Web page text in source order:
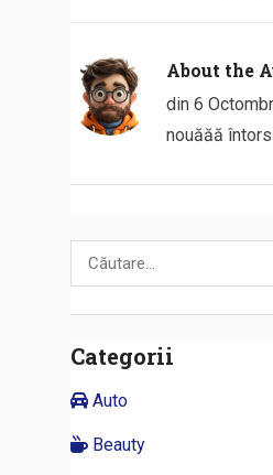
About the
din 6
nouăăă
Caută
după:
Categorii
Auto
Beauty